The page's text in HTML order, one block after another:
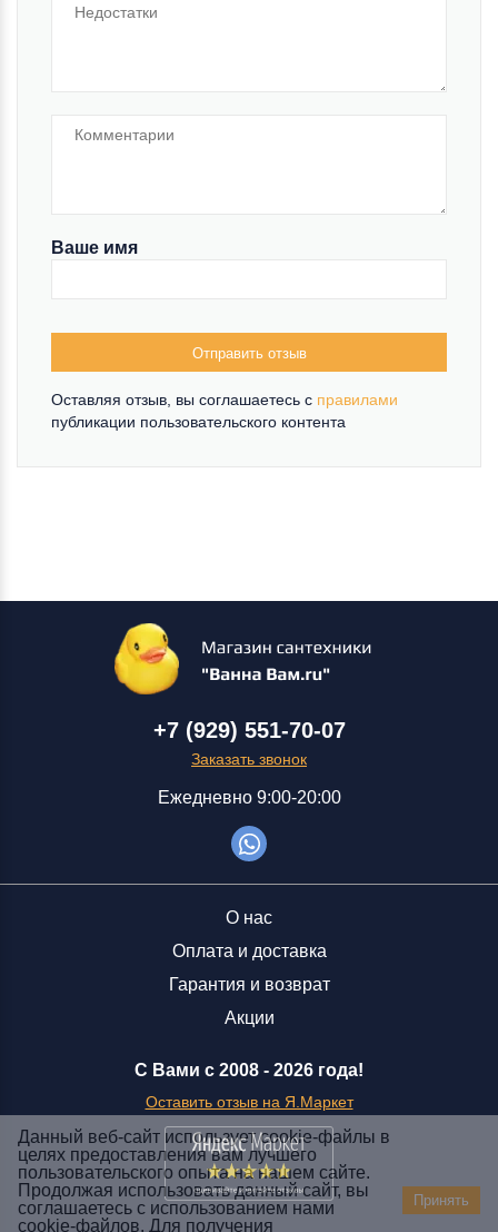
Ваше имя
Отправить отзыв
Оставляя отзыв, вы соглашаетесь c правилами
публикации пользовательского контента
+7 (929) 551-70-07
Заказать звонок
Ежедневно 9:00-20:00
С Вами с 2008 - 2026 года!
Оставить отзыв на Я.Маркет
О нас
Оплата и доставка
Гарантия и возврат
Акции
Заказать звонок
+7 (929) 551-70-07
Данный веб-сайт использует cookie-файлы в
целях предоставления вам лучшего
пользовательского опыта на нашем сайте.
Продолжая использовать данный сайт, вы
соглашаетесь с использованием нами
cookie-файлов. Для получения
Принять